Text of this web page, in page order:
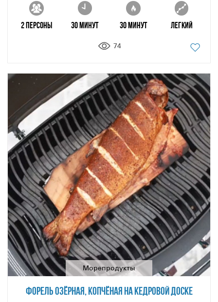
2 персоны 30 минут 30 минут Легкий
74
Морепродукты
ФОРЕЛЬ ОЗЁРНАЯ, КОПЧЁНАЯ НА КЕДРОВОЙ ДОСКЕ